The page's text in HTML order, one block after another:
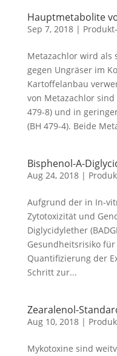
Hauptmetabolite
Sep 7, 2018|
Metazachlor wird als
gegen Ungräser im
Kartoffelanbau
von Metazachlor
479-8) und in
(BH 479-4). Beide
Bisphenol-A-
Aug 24, 2018|
Aufgrund der in In-
Zytotoxizität und
Diglycidylether
Gesundheitsrisiko
Quantifizierung der
Schritt zur...
Zearalenol-
Aug 10, 2018|
Mykotoxine sind